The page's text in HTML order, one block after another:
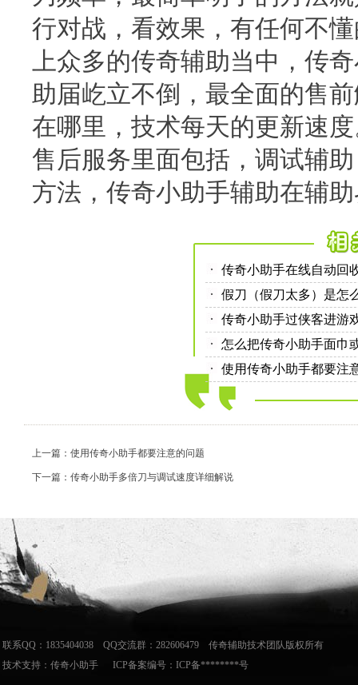
行对战，看效果，有任何不
上众多的传奇辅助当中，传
助届屹立不倒，最全面的售
在哪里，技术每天的更新速
售后服务里面包括，调试辅
方法，传奇小助手辅助在辅
传奇小助手在线自动回
假刀（假刀太多）是怎
传奇小助手过侠客进游
怎么把传奇小助手面巾
使用传奇小助手都要注
上一篇：使用传奇小助手都要注意的问题
下一篇：传奇小助手多倍刀与调试速度详细解说
联系QQ：1835404038 QQ交流群：282606479 传奇辅助技术团队版权所有
技术支持： 传奇小助手 ICP备案编号：ICP备********号